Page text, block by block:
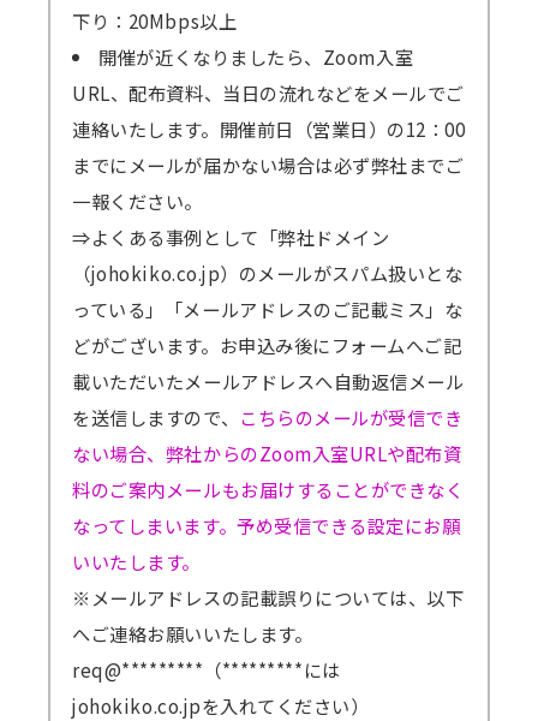
下り：20Mbps以上
開催が近くなりましたら、Zoom入室
URL、配布資料、当日の流れなどをメールでご
連絡いたします。開催前日（営業日）の12：00
までにメールが届かない場合は必ず弊社までご
一報ください。
⇒よくある事例として「弊社ドメイン
（johokiko.co.jp）のメールがスパム扱いとな
っている」「メールアドレスのご記載ミス」な
どがございます。お申込み後にフォームへご記
載いただいたメールアドレスへ自動返信メール
を送信しますので、 こちらのメールが受信でき
ない場合、弊社からのZoom入室URLや配布資
料のご案内メールもお届けすることができなく
なってしまいます。予め受信できる設定にお願
いいたします。
※メールアドレスの記載誤りについては、以下
へご連絡お願いいたします。
req@*********（*********には
johokiko.co.jpを入れてください）